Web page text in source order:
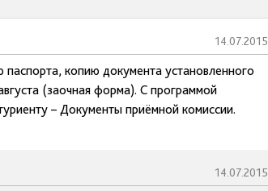
14.07.2015
паспорта, копию документа установленного
(заочная форма). С программой
– Документы приёмной комиссии.
14.07.2015